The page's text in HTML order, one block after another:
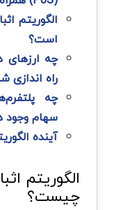
الگوریتم
است؟
چه ارزهای
راه اندازی
چه
سهام وجود
آینده
چیست؟